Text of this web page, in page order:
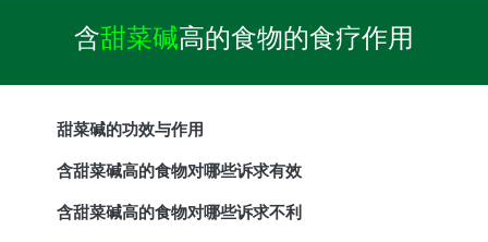
含甜菜碱高的食物的食疗作用
甜菜碱的功效与作用
含甜菜碱高的食物对哪些诉求有效
含甜菜碱高的食物对哪些诉求不利